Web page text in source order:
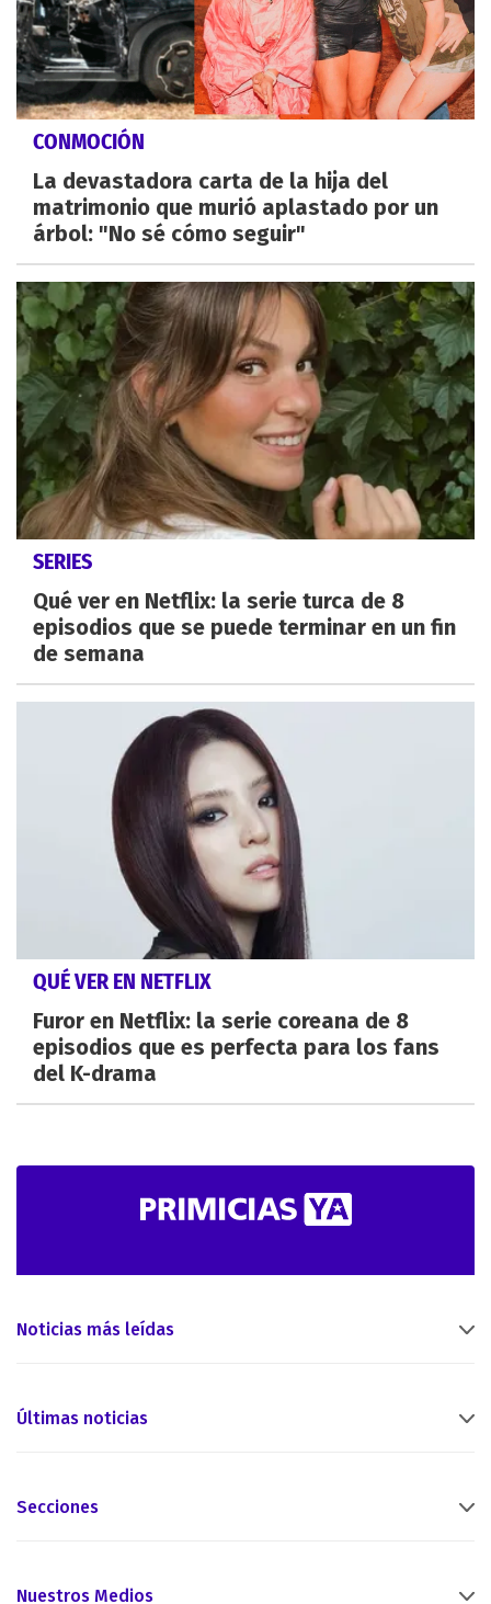
CONMOCIÓN
La devastadora carta de la hija del
matrimonio que murió aplastado por un
árbol: "No sé cómo seguir"
SERIES
Qué ver en Netflix: la serie turca de 8
episodios que se puede terminar en un fin
de semana
QUÉ VER EN NETFLIX
Furor en Netflix: la serie coreana de 8
episodios que es perfecta para los fans
del K-drama
Noticias más leídas
Últimas noticias
Secciones
Nuestros Medios